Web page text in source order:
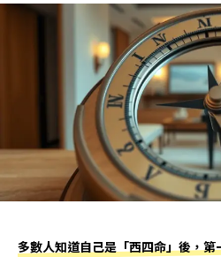
多數人知道自己是「西四命」後，第